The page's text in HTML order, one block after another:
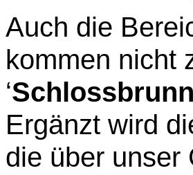
Auch die
kommen nicht
‘
Ergänzt wird
die über unser